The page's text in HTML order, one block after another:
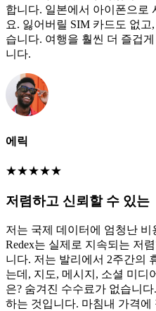
합니다. 일본에서 아이폰으로
요. 잃어버릴 SIM 카드도 없
습니다. 여행을 훨씬 더 즐겁
니다.
에릭
★★★★★
저렴하고 신뢰할 수 있는
저는 국제 데이터에 엄청난
Redex는 실제로 지속되는 저
니다. 저는 발리에서 2주간의
는데, 지도, 메시지, 소셜 미디
은? 숨겨진 수수료가 없습니
하는 것입니다. 마침내 가격